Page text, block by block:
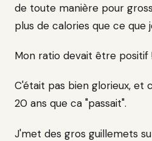
de toute manière pour
plus de calories que ce que
Mon ratio devait être positif
C'était pas bien glorieux, et
20 ans que ca "passait".
J'met des gros guillemets